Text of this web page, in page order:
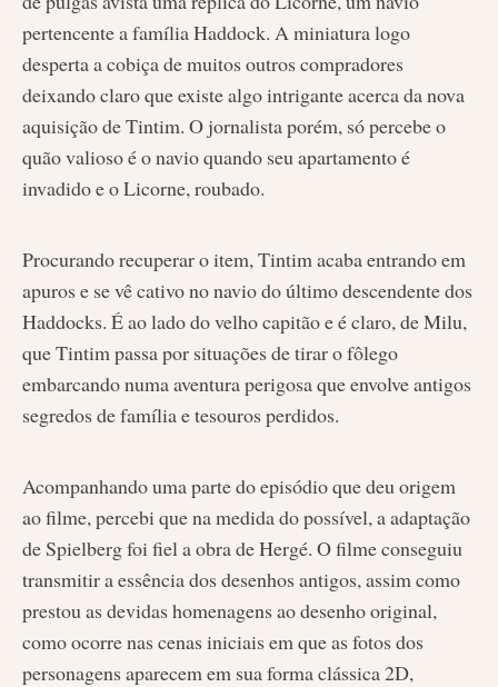
pertencente a família Haddock. A miniatura logo
desperta a cobiça de muitos outros compradores
deixando claro que existe algo intrigante acerca da nova
aquisição de Tintim. O jornalista porém, só percebe o
quão valioso é o navio quando seu apartamento é
invadido e o Licorne, roubado.
Procurando recuperar o item, Tintim acaba entrando em
apuros e se vê cativo no navio do último descendente dos
Haddocks. É ao lado do velho capitão e é claro, de Milu,
que Tintim passa por situações de tirar o fôlego
embarcando numa aventura perigosa que envolve antigos
segredos de família e tesouros perdidos.
Acompanhando uma parte do episódio que deu origem
ao filme, percebi que na medida do possível, a adaptação
de Spielberg foi fiel a obra de Hergé. O filme conseguiu
transmitir a essência dos desenhos antigos, assim como
prestou as devidas homenagens ao desenho original,
como ocorre nas cenas iniciais em que as fotos dos
personagens aparecem em sua forma clássica 2D,